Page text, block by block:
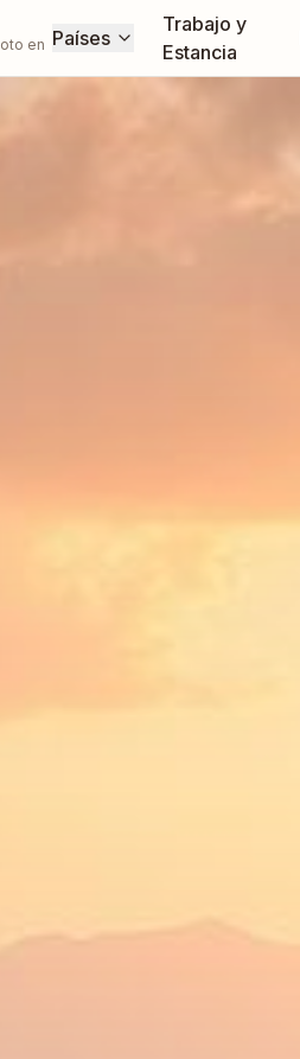
en Países
Trabajo y
Estancia